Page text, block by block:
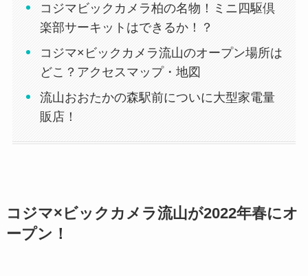
コジマビックカメラ柏の名物！ミニ四駆倶
楽部サーキットはできるか！？
コジマ×ビックカメラ流山のオープン場所は
どこ？アクセスマップ・地図
流山おおたかの森駅前についに大型家電量
販店！
コジマ×ビックカメラ流山が2022年春にオ
ープン！